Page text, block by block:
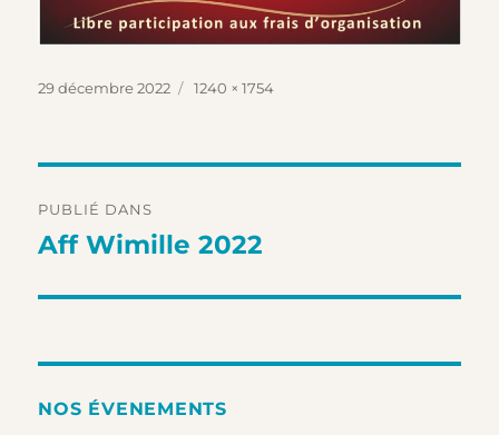
Publié
29 décembre 2022
Taille
1240 × 1754
de
PUBLIÉ DANS
Aff Wimille 2022
NOS ÉVENEMENTS